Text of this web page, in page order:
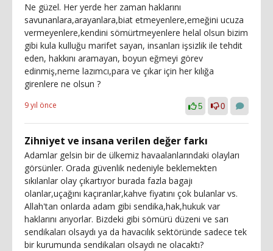
Ne güzel. Her yerde her zaman haklarını
savunanlara,arayanlara,biat etmeyenlere,emeğini ucuza
vermeyenlere,kendini sömürtmeyenlere helal olsun bizim
gibi kula kulluğu marifet sayan, insanları işsizlik ile tehdit
eden, hakkını aramayan, boyun eğmeyi görev
edinmiş,neme lazımcı,para ve çıkar için her kılığa
girenlere ne olsun ?
9 yıl önce 5 0
Zihniyet ve insana verilen değer farkı
Adamlar gelsin bir de ülkemiz havaalanlarındaki olayları
görsünler. Orada güvenlik nedeniyle beklemekten
sıkılanlar olay çıkartıyor burada fazla bagajı
olanlar,uçağını kaçıranlar,kahve fiyatını çok bulanlar vs.
Allah'tan onlarda adam gibi sendika,hak,hukuk var
haklarını arıyorlar. Bizdeki gibi sömürü düzeni ve sarı
sendikaları olsaydı ya da havacılık sektöründe sadece tek
bir kurumunda sendikaları olsaydı ne olacaktı?